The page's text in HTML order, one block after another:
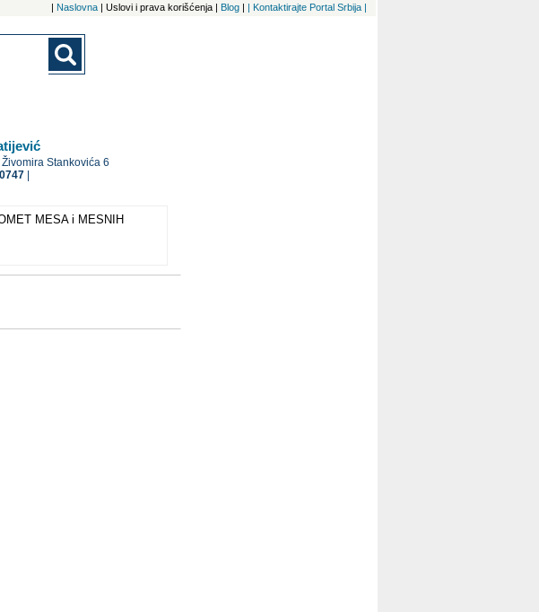
| Naslovna | Uslovi i prava korišćenja | Blog | | Kontaktirajte Portal Srbija |
Živomira Stankovića 6
MESA i MESNIH